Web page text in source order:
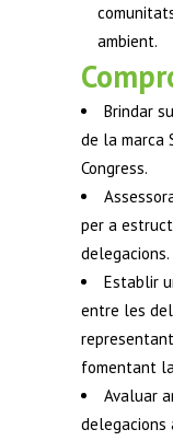
ambient.
Brindar
de la marca
Congress.
per a
delegacions.
Establir
entre les
fomentant
Avaluar
delegacions